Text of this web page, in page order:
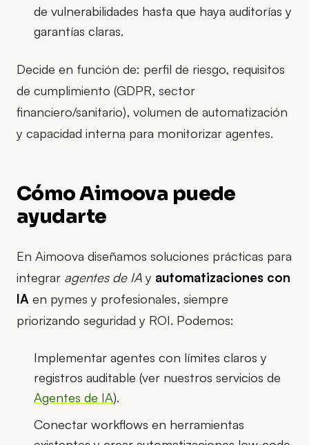
de vulnerabilidades hasta que haya auditorías y
garantías claras.
Decide en función de: perfil de riesgo, requisitos
de cumplimiento (GDPR, sector
financiero/sanitario), volumen de automatización
y capacidad interna para monitorizar agentes.
Cómo Aimoova puede
ayudarte
En Aimoova diseñamos soluciones prácticas para
integrar agentes de IA y automatizaciones con
IA en pymes y profesionales, siempre
priorizando seguridad y ROI. Podemos:
Implementar agentes con límites claros y
registros auditable (ver nuestros servicios de
Agentes de IA).
Conectar workflows en herramientas